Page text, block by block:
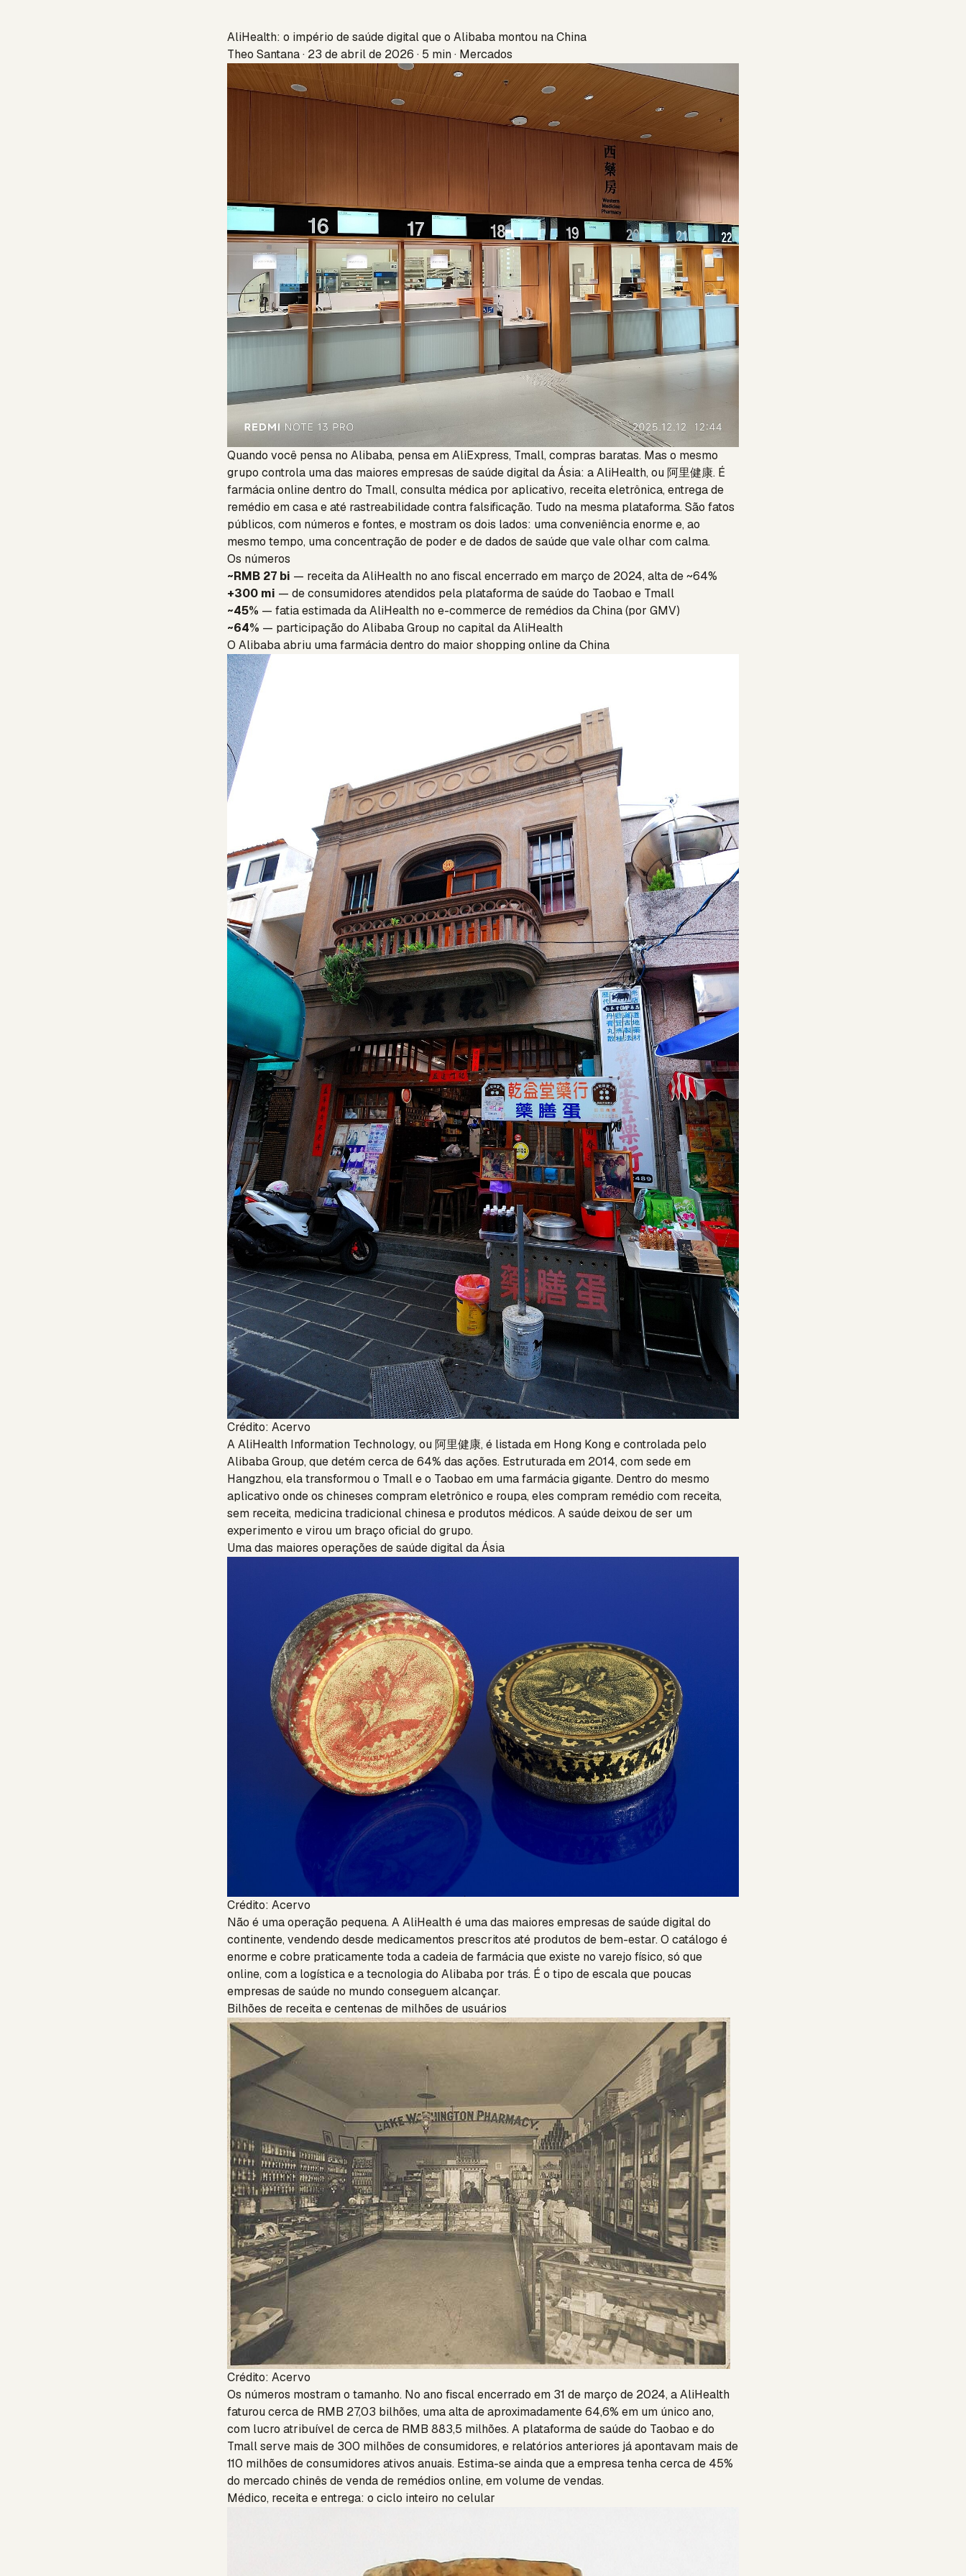
AliHealth: o império de saúde digital que o Alibaba montou na China
Theo Santana · 23 de abril de 2026 · 5 min · Mercados
Quando você pensa no Alibaba, pensa em AliExpress, Tmall, compras baratas. Mas o mesmo
grupo controla uma das maiores empresas de saúde digital da Ásia: a AliHealth, ou 阿里健康. É
farmácia online dentro do Tmall, consulta médica por aplicativo, receita eletrônica, entrega de
remédio em casa e até rastreabilidade contra falsificação. Tudo na mesma plataforma. São fatos
públicos, com números e fontes, e mostram os dois lados: uma conveniência enorme e, ao
mesmo tempo, uma concentração de poder e de dados de saúde que vale olhar com calma.
Os números
~RMB 27 bi — receita da AliHealth no ano fiscal encerrado em março de 2024, alta de ~64%
+300 mi — de consumidores atendidos pela plataforma de saúde do Taobao e Tmall
~45% — fatia estimada da AliHealth no e-commerce de remédios da China (por GMV)
~64% — participação do Alibaba Group no capital da AliHealth
O Alibaba abriu uma farmácia dentro do maior shopping online da China
Crédito: Acervo
A AliHealth Information Technology, ou 阿里健康, é listada em Hong Kong e controlada pelo
Alibaba Group, que detém cerca de 64% das ações. Estruturada em 2014, com sede em
Hangzhou, ela transformou o Tmall e o Taobao em uma farmácia gigante. Dentro do mesmo
aplicativo onde os chineses compram eletrônico e roupa, eles compram remédio com receita,
sem receita, medicina tradicional chinesa e produtos médicos. A saúde deixou de ser um
experimento e virou um braço oficial do grupo.
Uma das maiores operações de saúde digital da Ásia
Crédito: Acervo
Não é uma operação pequena. A AliHealth é uma das maiores empresas de saúde digital do
continente, vendendo desde medicamentos prescritos até produtos de bem-estar. O catálogo é
enorme e cobre praticamente toda a cadeia de farmácia que existe no varejo físico, só que
online, com a logística e a tecnologia do Alibaba por trás. É o tipo de escala que poucas
empresas de saúde no mundo conseguem alcançar.
Bilhões de receita e centenas de milhões de usuários
Crédito: Acervo
Os números mostram o tamanho. No ano fiscal encerrado em 31 de março de 2024, a AliHealth
faturou cerca de RMB 27,03 bilhões, uma alta de aproximadamente 64,6% em um único ano,
com lucro atribuível de cerca de RMB 883,5 milhões. A plataforma de saúde do Taobao e do
Tmall serve mais de 300 milhões de consumidores, e relatórios anteriores já apontavam mais de
110 milhões de consumidores ativos anuais. Estima-se ainda que a empresa tenha cerca de 45%
do mercado chinês de venda de remédios online, em volume de vendas.
Médico, receita e entrega: o ciclo inteiro no celular